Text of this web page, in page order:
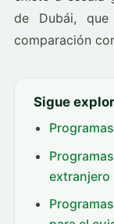
de Dubái,
comparación
Sigue
extranjero